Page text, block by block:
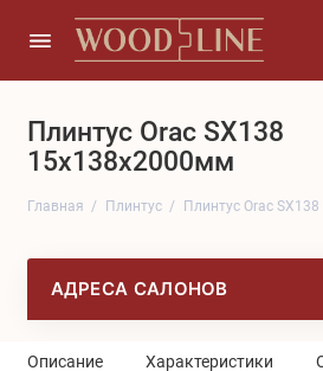
Плинтус Orac SX138
15x138x2000мм
Главная Плинтус Плинтус Orac
АДРЕСА САЛОНОВ
Описание Характеристики